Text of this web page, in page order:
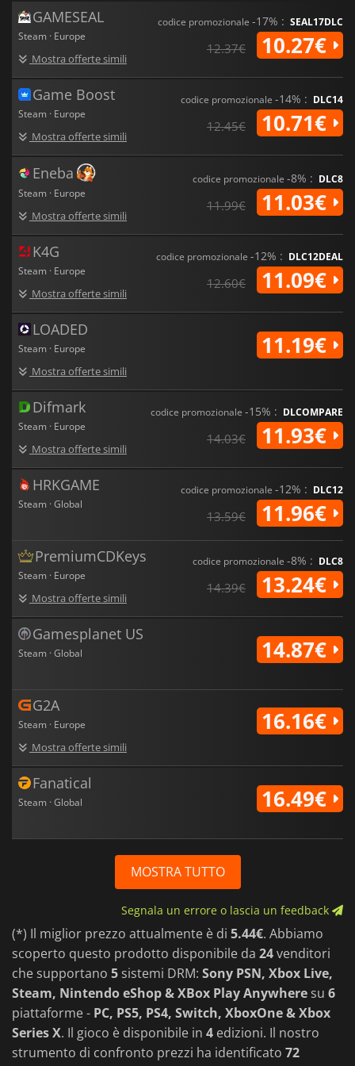
GAMESEAL
Steam · Europe
Mostra offerte simili
codice promozionale -17% : SEAL17DLC
12.37€ 10.27€
Game Boost
Steam · Europe
Mostra offerte simili
codice promozionale -14% : DLC14
12.45€ 10.71€
Eneba
Steam · Europe
Mostra offerte simili
codice promozionale -8% : DLC8
11.99€ 11.03€
K4G
Steam · Europe
Mostra offerte simili
codice promozionale -12% : DLC12DEAL
12.60€ 11.09€
LOADED
Steam · Europe
Mostra offerte simili
11.19€
Difmark
Steam · Europe
Mostra offerte simili
codice promozionale -15% : DLCOMPARE
14.03€ 11.93€
HRKGAME
Steam · Global
codice promozionale -12% : DLC12
13.59€ 11.96€
PremiumCDKeys
Steam · Europe
Mostra offerte simili
codice promozionale -8% : DLC8
14.39€ 13.24€
Gamesplanet US
Steam · Global 14.87€
G2A
Steam · Europe
Mostra offerte simili
16.16€
Fanatical
Steam · Global 16.49€
MOSTRA TUTTO
Segnala un errore o lascia un feedback
(*) Il miglior prezzo attualmente è di 5.44€. Abbiamo
scoperto questo prodotto disponibile da 24venditori
che supportano 5 sistemi DRM: Sony PSN, Xbox Live,
Steam, Nintendo eShop & XBox Play Anywhere su 6
piattaforme - PC, PS5, PS4, Switch, XboxOne & Xbox
Series X. Il gioco è disponibile in 4 edizioni. Il nostro
strumento di confronto prezzi ha identificato 72